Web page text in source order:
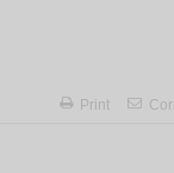
Print